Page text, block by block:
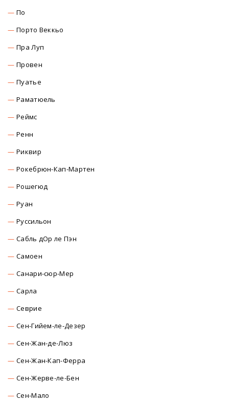
По
Порто Веккьо
Пра Луп
Провен
Пуатье
Раматюель
Реймс
Ренн
Риквир
Рокебрюн-Кап-Мартен
Рошегюд
Руан
Руссильон
Сабль дОр ле Пэн
Самоен
Санари-сюр-Мер
Сарла
Севрие
Сен-Гийем-ле-Дезер
Сен-Жан-де-Люз
Сен-Жан-Кап-Ферра
Сен-Жерве-ле-Бен
Сен-Мало